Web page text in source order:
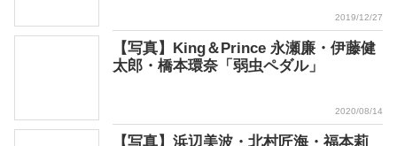
2019/12/27
【写真】King＆Prince 永瀬廉・伊藤健
太郎・橋本環奈「弱虫ペダル」
2020/08/14
【写真】浜辺美波・北村匠海・福本莉